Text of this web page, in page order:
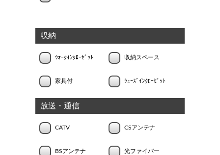
収納
ｳｫｰｸｲﾝｸﾛｰｾﾞｯﾄ 収納スペース
家具付 ｼｭｰｽﾞｲﾝｸﾛｰｾﾞｯﾄ
放送・通信
CATV CSアンテナ
BSアンテナ 光ファイバー